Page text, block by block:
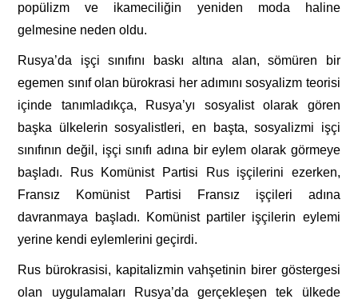
popülizm ve ikameciliğin yeniden moda haline
gelmesine neden oldu.
Rusya’da işçi sınıfını baskı altına alan, sömüren bir
egemen sınıf olan bürokrasi her adımını sosyalizm teorisi
içinde tanımladıkça, Rusya’yı sosyalist olarak gören
başka ülkelerin sosyalistleri, en başta, sosyalizmi işçi
sınıfının değil, işçi sınıfı adına bir eylem olarak görmeye
başladı. Rus Komünist Partisi Rus işçilerini ezerken,
Fransız Komünist Partisi Fransız işçileri adına
davranmaya başladı. Komünist partiler işçilerin eylemi
yerine kendi eylemlerini geçirdi.
Rus bürokrasisi, kapitalizmin vahşetinin birer göstergesi
olan uygulamaları Rusya’da gerçekleşen tek ülkede